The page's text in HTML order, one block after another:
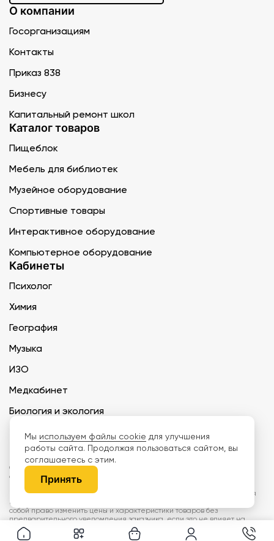
О компании
Госорганизациям
Контакты
Приказ 838
Бизнесу
Капитальный ремонт школ
Каталог товаров
Пищеблок
Мебель для библиотек
Музейное оборудование
Спортивные товары
Интерактивное оборудование
Компьютерное оборудование
Кабинеты
Психолог
Химия
География
Музыка
ИЗО
Медкабинет
Биология и экология
Технология
ООО «Дети наше будущее» ИНН 6671165273 ОГРН 1216600030250 КПП
667101001 БИК 046577674
Информация на сайте не является публичной офертой. Изображения
могут отличаться от поставляемых товаров. Поставщик оставляет за
собой право изменить цены и характеристики товаров без
предварительного уведомления заказчика, если это не влияет на
качество поставляемой продукции. Мы используем cookie, чтобы делать
сайт лучше. Пользуясь сайтом, вы соглашаетесь справилами
Мы используем файлы cookie для улучшения
работы сайта. Продолжая пользоваться сайтом, вы
соглашаетесь с этим.
Принять